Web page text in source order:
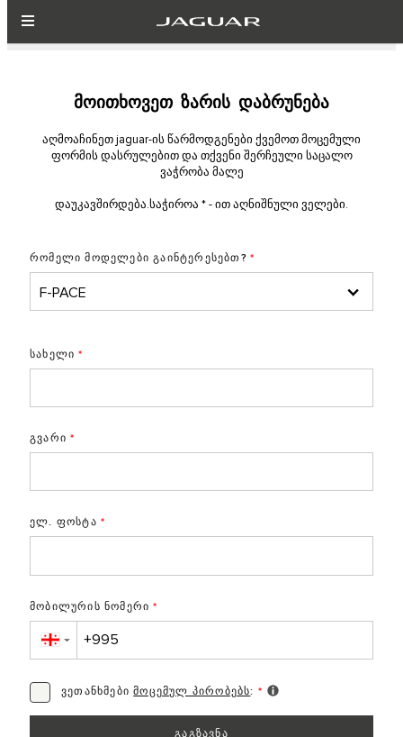
მოითხოვეთ ზარის დაბრუნება
აღმოაჩინეთ jaguar-ის წარმოდგენები ქვემოთ მოცემული
ფორმის დასრულებით და თქვენი შერჩეული საცალო
ვაჭრობა მალე
დაუკავშირდება.საჭიროა * - ით აღნიშნული ველები.
რომელი მოდელები გაინტერესებთ? *
სახელი *
გვარი *
ელ. ფოსტა *
მობილურის ნომერი *
▼
ვეთანხმებიმოცემულ პირობებს: *